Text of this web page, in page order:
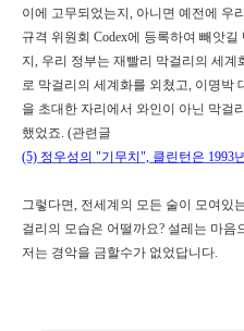
이에 고무되었는지 , 아니면 예전에 우
규격 위원회 Codex에 등록하여 빼앗길
지 , 우리 정부는 재빨리 막걸리의 세계
로 막걸리의 세계화를 외쳤고, 이명박
을 초대한 자리에서 와인이 아닌 막걸
했었죠. (관련글
(5) 정우성의 "기무치", 클린턴은 1993
그렇다면, 전세계의 모든 술이 모여있
걸리의 모습은 어떨까요? 설레는 마음
저는 경악을 금할수가 없었답니다.